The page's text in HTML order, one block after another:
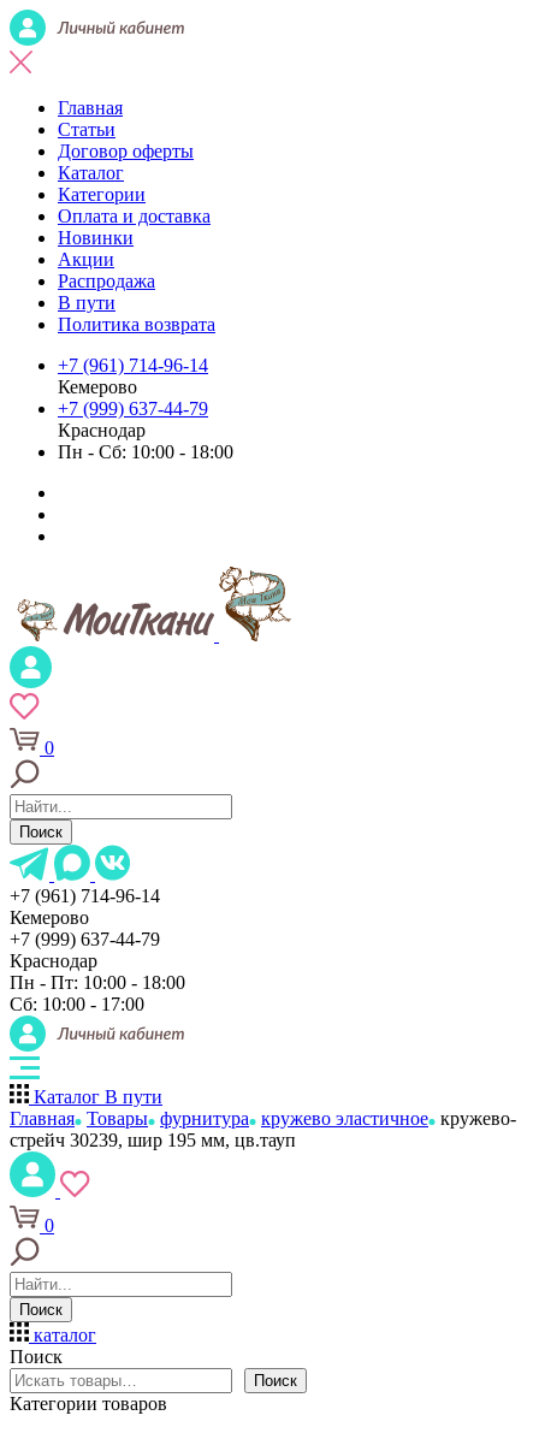
Главная
Статьи
Договор оферты
Каталог
Категории
Оплата и доставка
Новинки
Акции
Распродажа
В пути
Политика возврата
+7 (961) 714-96-14
Кемерово
+7 (999) 637-44-79
Краснодар
Пн - Сб: 10:00 - 18:00
0
Поиск
+7 (961) 714-96-14
Кемерово
+7 (999) 637-44-79
Краснодар
Пн - Пт: 10:00 - 18:00
Сб: 10:00 - 17:00
Каталог В пути
Главная Товары фурнитура кружево эластичное кружево-
стрейч 30239, шир 195 мм, цв.тауп
0
Поиск
каталог
Поиск
Поиск
Категории товаров